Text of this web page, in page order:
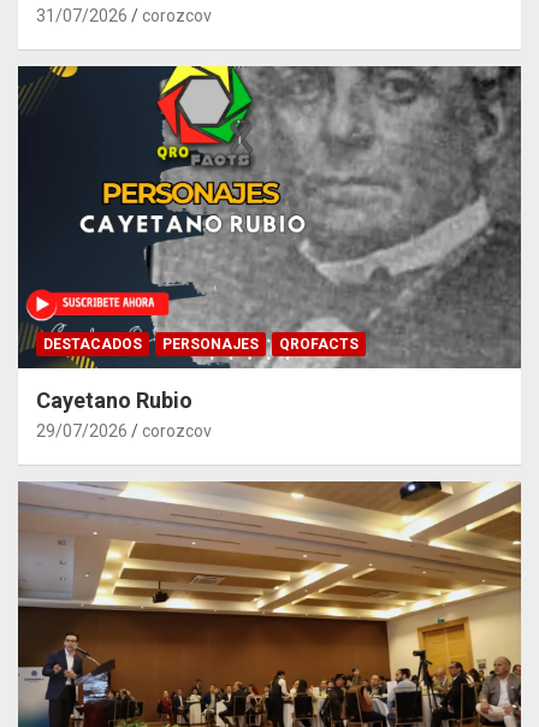
31/07/2026 corozcov
DESTACADOS PERSONAJES QROFACTS
Cayetano Rubio
29/07/2026 corozcov